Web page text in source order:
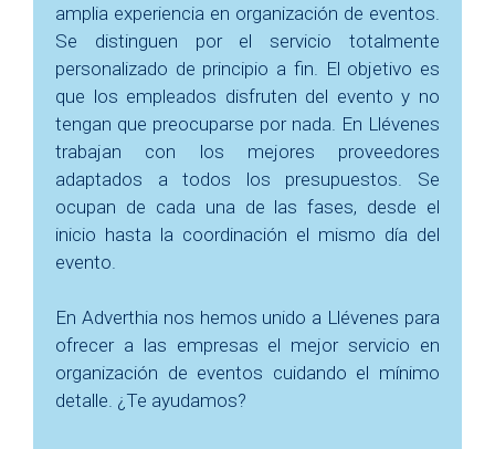
amplia experiencia en organización de eventos.
Se distinguen por el servicio totalmente
personalizado de principio a fin. El objetivo es
que los empleados disfruten del evento y no
tengan que preocuparse por nada. En Llévenes
trabajan con los mejores proveedores
adaptados a todos los presupuestos. Se
ocupan de cada una de las fases, desde el
inicio hasta la coordinación el mismo día del
evento.
En Adverthia nos hemos unido a Llévenes para
ofrecer a las empresas el mejor servicio en
organización de eventos cuidando el mínimo
detalle. ¿Te ayudamos?